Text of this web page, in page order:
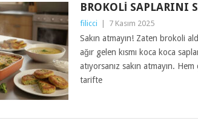
BROKOLI SAPLARINI
filicci 7 Kasım 2025
Sakın atmayın! Zaten brokoli
ağır gelen kısmı koca koca
atıyorsanız sakın atmayın.
tarifte